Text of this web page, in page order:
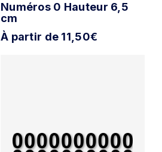
Numéros 0 Hauteur 6,5
cm
À partir de 11,50€